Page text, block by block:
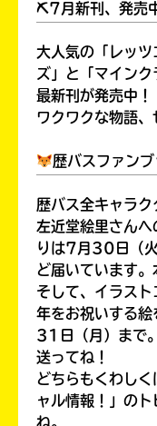
⛏7月新刊、発売
大人気の「レッツ
ズ」と「マイン
最新刊が発売中
ワクワクな物語、
歴バスファン
歴バス全キャラク
左近堂絵里さん
りは7月30日（
ど届いています。
そして、イラス
年をお祝いする
31日（月）まで
送ってね！
どちらもくわしく
ャル情報！」の
ね。